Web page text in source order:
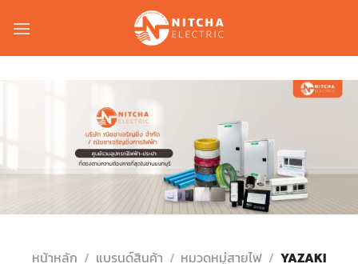
หน้าหลัก / แบรนด์สินค้า / หมวดหมู่สายไฟ / YAZAKI